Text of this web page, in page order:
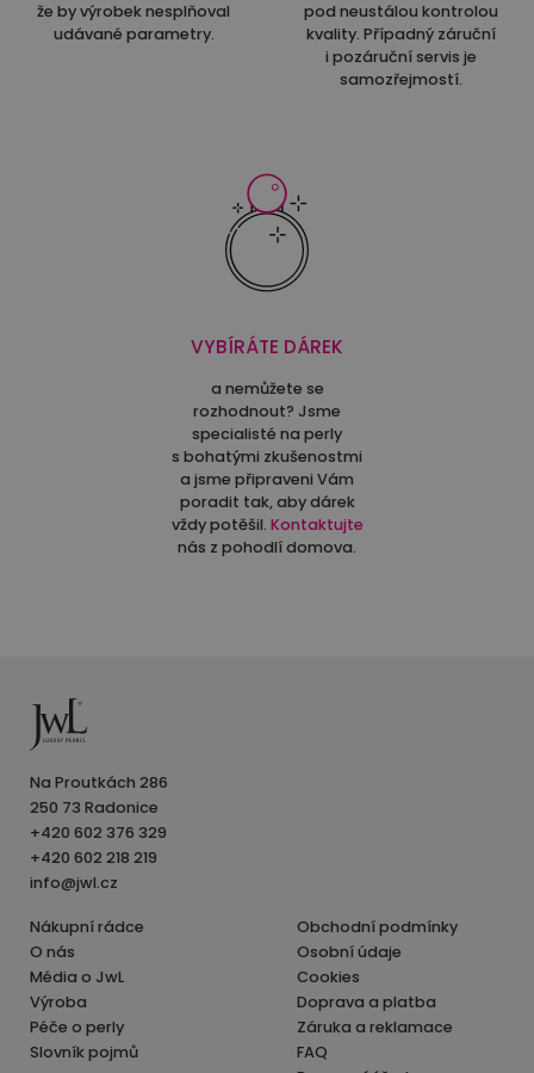
že by výrobek nesplňoval
udávané parametry.
pod neustálou kontrolou
kvality. Případný záruční
i pozáruční servis je
samozřejmostí.
VYBÍRÁTE DÁREK
a nemůžete se
rozhodnout? Jsme
specialisté na perly
s bohatými zkušenostmi
a jsme připraveni Vám
poradit tak, aby dárek
vždy potěšil. Kontaktujte
nás z pohodlí domova.
Na Proutkách 286
250 73 Radonice
+420 602 376 329
+420 602 218 219
info@jwl.cz
Nákupní rádce
O nás
Média o JwL
Výroba
Péče o perly
Slovník pojmů
Obchodní podmínky
Osobní údaje
Cookies
Doprava a platba
Záruka a reklamace
FAQ